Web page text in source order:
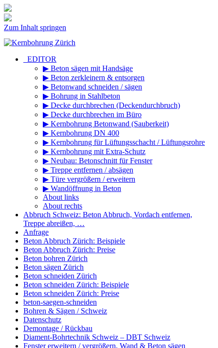
Zum Inhalt springen
_EDITOR
▶ Beton sägen mit Handsäge
▶ Beton zerkleinern & entsorgen
▶ Betonwand schneiden / sägen
▶ Bohrung in Stahlbeton
▶ Decke durchbrechen (Deckendurchbruch)
▶ Decke durchbrechen im Büro
▶ Kernbohrung Betonwand (Sauberkeit)
▶ Kernbohrung DN 400
▶ Kernbohrung für Lüftungsschacht / Lüftungsrohre
▶ Kernbohrung mit Extra-Schutz
▶ Neubau: Betonschnitt für Fenster
▶ Treppe entfernen / absägen
▶ Türe vergrößern / erweitern
▶ Wandöffnung in Beton
About links
About rechts
Abbruch Schweiz: Beton Abbruch, Vordach entfernen,
Treppe abreißen, …
Anfrage
Beton Abbruch Zürich: Beispiele
Beton Abbruch Zürich: Preise
Beton bohren Zürich
Beton sägen Zürich
Beton schneiden Zürich
Beton schneiden Zürich: Beispiele
Beton schneiden Zürich: Preise
beton-saegen-schneiden
Bohren & Sägen / Schweiz
Datenschutz
Demontage / Rückbau
Diament-Bohrtechnik Schweiz – DBT Schweiz
Fenster erweitern / vergrößern, Wand & Beton sägen